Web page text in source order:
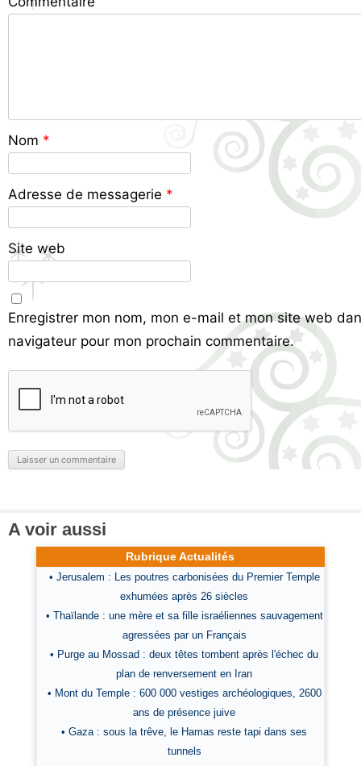
Nom *
Adresse de messagerie *
Site web
Enregistrer mon nom, mon e-mail et mon site web
navigateur pour mon prochain commentaire.
A voir aussi
Rubrique Actualités
• Jerusalem : Les poutres carbonisées du Premier Temple
exhumées après 26 siècles
• Thaïlande : une mère et sa fille israéliennes sauvagement
agressées par un Français
• Purge au Mossad : deux têtes tombent après l'échec du
plan de renversement en Iran
• Mont du Temple : 600 000 vestiges archéologiques, 2600
ans de présence juive
• Gaza : sous la trêve, le Hamas reste tapi dans ses
tunnels